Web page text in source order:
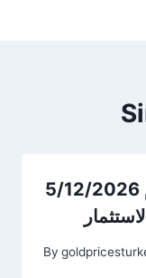
أسعار الذهب في ألمانيا اليوم 5/12/2026
By